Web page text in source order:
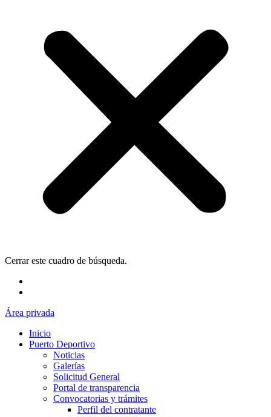
Cerrar este cuadro de búsqueda.
Área privada
Inicio
Puerto Deportivo
Noticias
Galerías
Solicitud General
Portal de transparencia
Convocatorias y trámites
Perfil del contratante